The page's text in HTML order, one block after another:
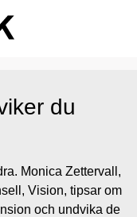
du
Monica Zettervall,
Vision, tipsar om
och undvika de